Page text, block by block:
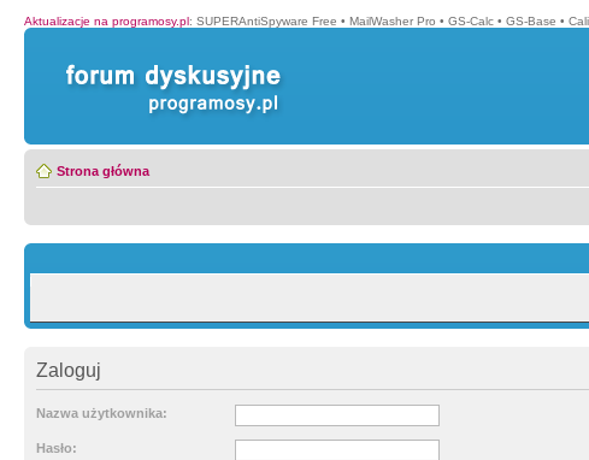
Aktualizacje na programosy.pl: SUPERAntiSpyware Free • MailWasher Pro • GS-Calc • GS-Base •
Strona główna
Zaloguj
Nazwa użytkownika:
Hasło: